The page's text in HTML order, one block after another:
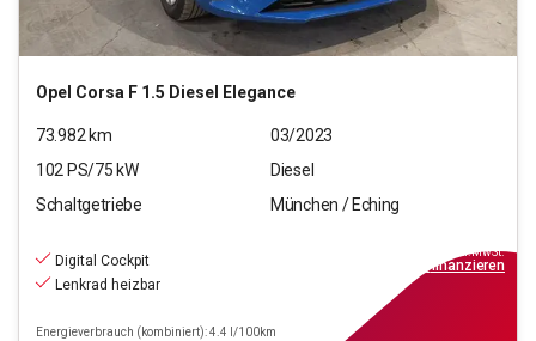
Opel Corsa F 1.5 Diesel Elegance
73.982km
03/2023
102 PS/75 kW
Diesel
Schaltgetriebe
München / Eching
Digital Cockpit
Lenkrad heizbar
Energieverbrauch (kombiniert): 4.4 l/100km
inkl.MwSt.
finanzieren